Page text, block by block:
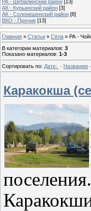
РА - Шебалинский район [13]
АК - Курьинский район [3]
АК - Солонешенский район [8]
ВКО - Прочие [13]
Главная » Статьи » Сёла » РА -
В категории материалов: 3
Показано материалов: 1-3
Сортировать по: Дате · Названию ·
Каракокша